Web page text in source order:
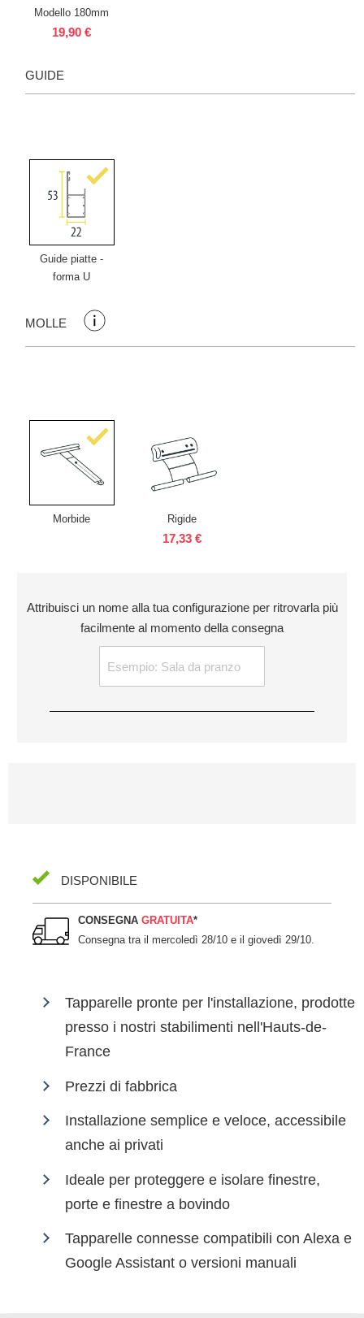
Modello 180mm
19,90 €
GUIDE
Guide piatte -
forma U
MOLLE
Morbide Rigide
17,33 €
Attribuisci un nome alla tua configurazione per ritrovarla più
facilmente al momento della consegna
DISPONIBILE
CONSEGNAGRATUITA*
Consegna tra ilmercoledì 28/10 e il giovedì 29/10.
Tapparelle pronte per l'installazione, prodotte
presso i nostri stabilimenti nell'Hauts-de-
France
Prezzi di fabbrica
Installazione semplice e veloce, accessibile
anche ai privati
Ideale per proteggere e isolare finestre,
porte e finestre a bovindo
Tapparelle connesse compatibili con Alexa e
Google Assistant o versioni manuali